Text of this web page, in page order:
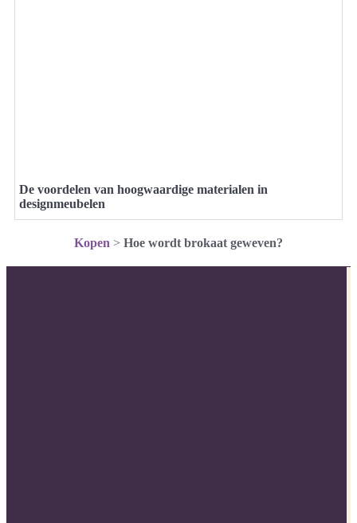
De voordelen van hoogwaardige materialen in
designmeubelen
Kopen > Hoe wordt brokaat geweven?